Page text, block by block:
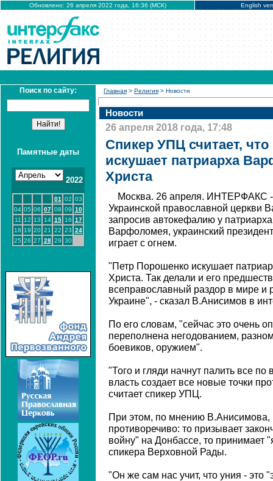
Обновлено: 26 апреля 2022 года, 16:36 (МСК) English
Поиск по сайту:
Памятные даты
2022
01 02 03
04 05 06 07 08 09 10
11
12 13 14 15 16 17
18 19 20 21 22 23 24
25 26 27 28 29 30
Главная > Религия > Новости
Новости
26 апреля 2018 года, 17:48
Спикер УПЦ считает,
искушает патриарха
Христа
Москва. 26 апреля. ИНТЕРФАКС -
Украинской православной церкви
запросив автокефалию у
Варфоломея, украинский
играет с огнем.
"Петр Порошенко искушает
Христа. Так делали и его
всеправославный раздор в мире и
Украине", - сказал В.Анисимов в
По его словам, "сейчас это очень
переполнена негодованием,
боевиков, оружием".
"Того и гляди начнут палить все
власть создает все новые точки
считает спикер УПЦ.
При этом, по мнению В.Анисимова,
противоречиво: то призывает
войну" на Донбассе, то принимает
спикера Верховной Рады.
"Он же сам нас учит, что уния - это